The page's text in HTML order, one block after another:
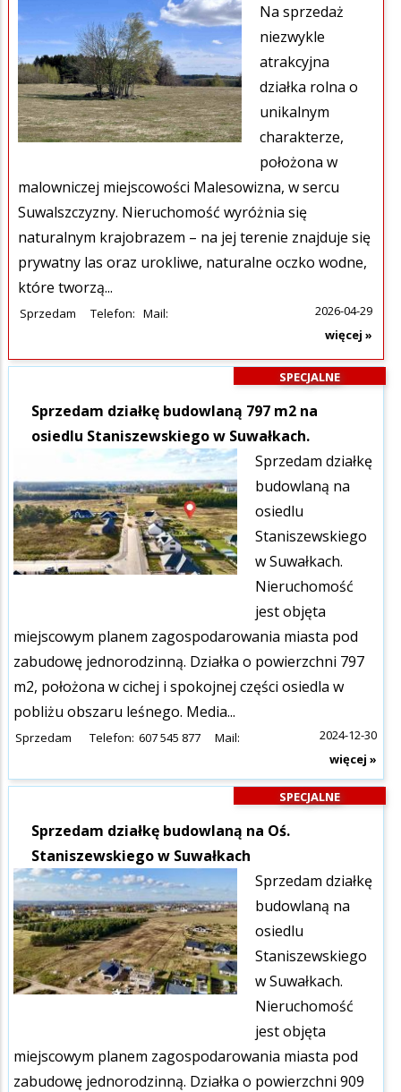
Na sprzedaż
niezwykle
atrakcyjna
działka rolna o
unikalnym
charakterze,
położona w
malowniczej miejscowości Malesowizna, w sercu
Suwalszczyzny. Nieruchomość wyróżnia się
naturalnym krajobrazem – na jej terenie znajduje się
prywatny las oraz urokliwe, naturalne oczko wodne,
które tworzą...
Sprzedam Telefon: Mail:
2026-04-29
więcej »
Sprzedam działkę budowlaną 797 m2 na
osiedlu Staniszewskiego w Suwałkach.
SPECJALNE
Sprzedam działkę
budowlaną na
osiedlu
Staniszewskiego
w Suwałkach.
Nieruchomość
jest objęta
miejscowym planem zagospodarowania miasta pod
zabudowę jednorodzinną. Działka o powierzchni 797
m2, położona w cichej i spokojnej części osiedla w
pobliżu obszaru leśnego. Media...
Sprzedam Telefon: 607 545 877 Mail:
2024-12-30
więcej »
Sprzedam działkę budowlaną na Oś.
Staniszewskiego w Suwałkach
SPECJALNE
Sprzedam działkę
budowlaną na
osiedlu
Staniszewskiego
w Suwałkach.
Nieruchomość
jest objęta
miejscowym planem zagospodarowania miasta pod
zabudowę jednorodzinną. Działka o powierzchni 909